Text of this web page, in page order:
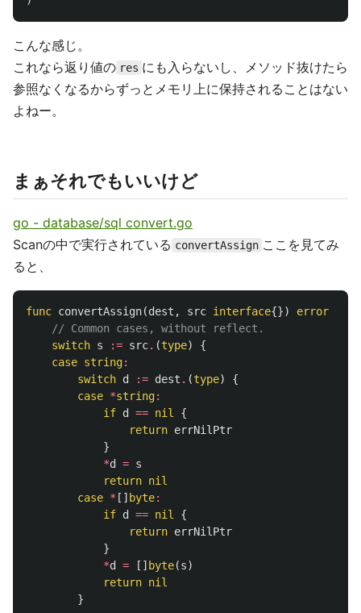
こんな感じ。
これなら返り値の res にも入らないし、メソッド抜けたら
参照なくなるからずっとメモリ上に保持されることはない
よねー。
まぁそれでもいいけど
go - database/sql convert.go
Scanの中で実行されている convertAssign ここを見てみ
ると、
func convertAssign(dest , src interface{}) error
// Common cases, without reflect.
switch s := src. (type)
{
case string:
switch d := dest . (type)
{
case *string:
if d == nil
{
return errNilPtr
}
*d = s
return nil
case * [] byte:
if d == nil
{
return errNilPtr
}
*d = [] byte(s)
return nil
}